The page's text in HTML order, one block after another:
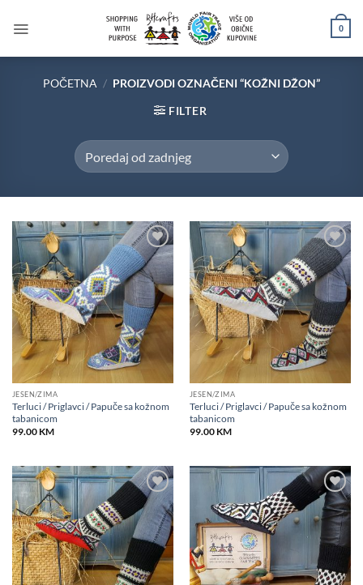
0
POČETNA / PROIZVODI OZNAČENI “KOŽNI DŽON”
FILTER
Add to
wishlist
JESEN/ZIMA
Terluci / Priglavci / Papuče sa kožnom
tabanicom
99.00 KM
Add to
wishlist
JESEN/ZIMA
Terluci / Priglavci / Papuče sa kožnom
tabanicom
99.00 KM
Add to
wishlist
Add to
wishlist